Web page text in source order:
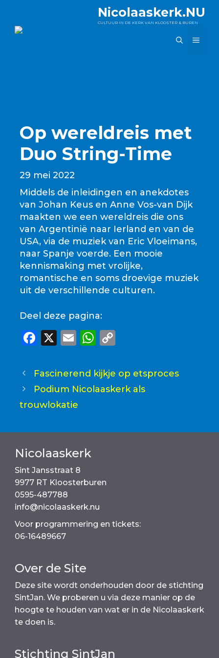
Nicolaaskerk.NU
CULTUUR IN DE KERK VAN KLOOSTER & BUREN
Op wereldreis met
Duo String-Time
29 mei 2022
Middels de inleidingen en anekdotes
van Johan Keus en Anne Vos-van Dijk
maakten we een wereldreis die ons
van Argentinië naar Ierland en van de
USA, via de muziek van Eric Vloeimans,
naar Spanje voerde. Een mooie
kennismaking met vrolijke,
romantische en soms droevige muziek
uit de verschillende culturen.
Deel deze pagina:
F
c
e
b
o
k
X
E
ai
l
W
a
ts
p
p
y
k
Fascinerend kijkje op etsproces
Podium Nicolaaskerk als
trouwlokatie
Nicolaaskerk
Sint Jansstraat 8
9977 RT Kloosterburen
0595-487788
info@nicolaaskerk.nu
Voor programmering en tickets:
06-16489667
Over de Site
Deze site wordt onderhouden door de stichting
SintJan. We proberen u via deze manier op de
hoogte te houden van wat er in de Nicolaaskerk
te doen is.
Stichting SintJan